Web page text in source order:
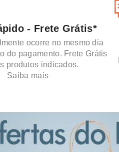
- Frete Grátis*
ocorre no mesmo dia
do pagamento. Frete Grátis
produtos indicados.
Saiba mais